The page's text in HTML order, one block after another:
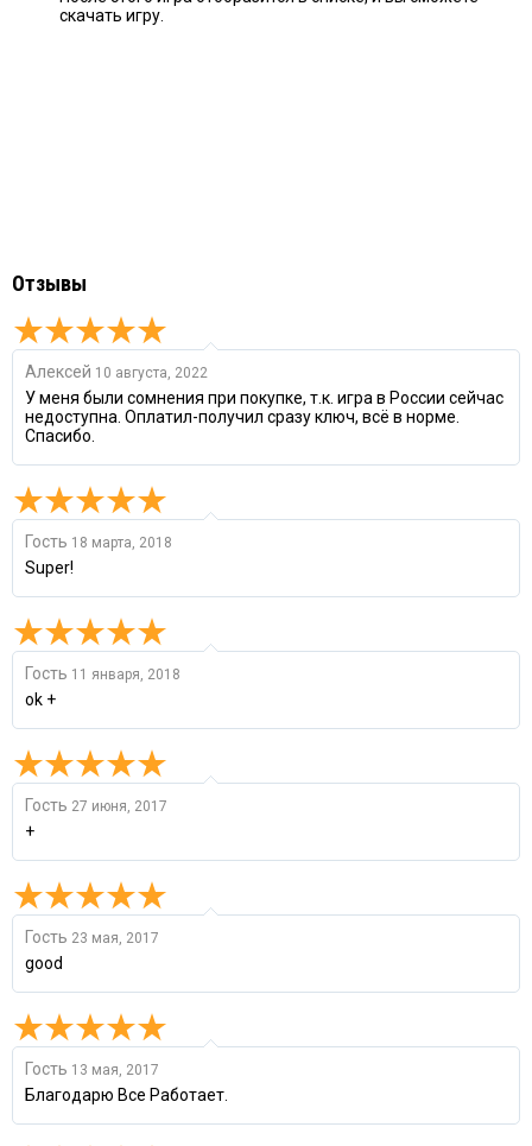
скачать игру.
Отзывы
Алексей 10 августа, 2022
У меня были сомнения при покупке, т.к. игра в России сейчас
недоступна. Оплатил-получил сразу ключ, всё в норме.
Спасибо.
Гость 18 марта, 2018
Super!
Гость 11 января, 2018
ok +
Гость 27 июня, 2017
+
Гость 23 мая, 2017
good
Гость 13 мая, 2017
Благодарю Все Работает.